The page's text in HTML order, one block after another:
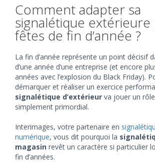
Comment adapter sa
signalétique
fêtes de fin d’année ?
La fin d’année représente un point décisif
d’une année d’une entreprise (et encore
années avec l’explosion du Black Friday).
démarquer et réaliser un exercice
signalétique d’extérieur va jouer un
simplement primordial.
Interimages, votre partenaire en
numérique, vous dit pourquoi la
magasin revêt un caractère si particulier
fin d’années.